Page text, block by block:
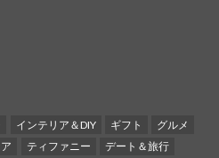
インテリア＆DIY ギフト
グルメ
ティファニー
デート＆旅行